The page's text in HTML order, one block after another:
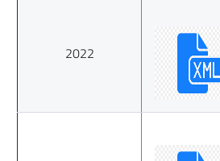
2022